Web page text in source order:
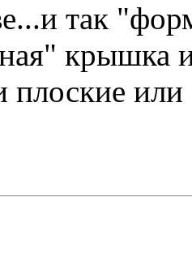
так
крышка
плоские